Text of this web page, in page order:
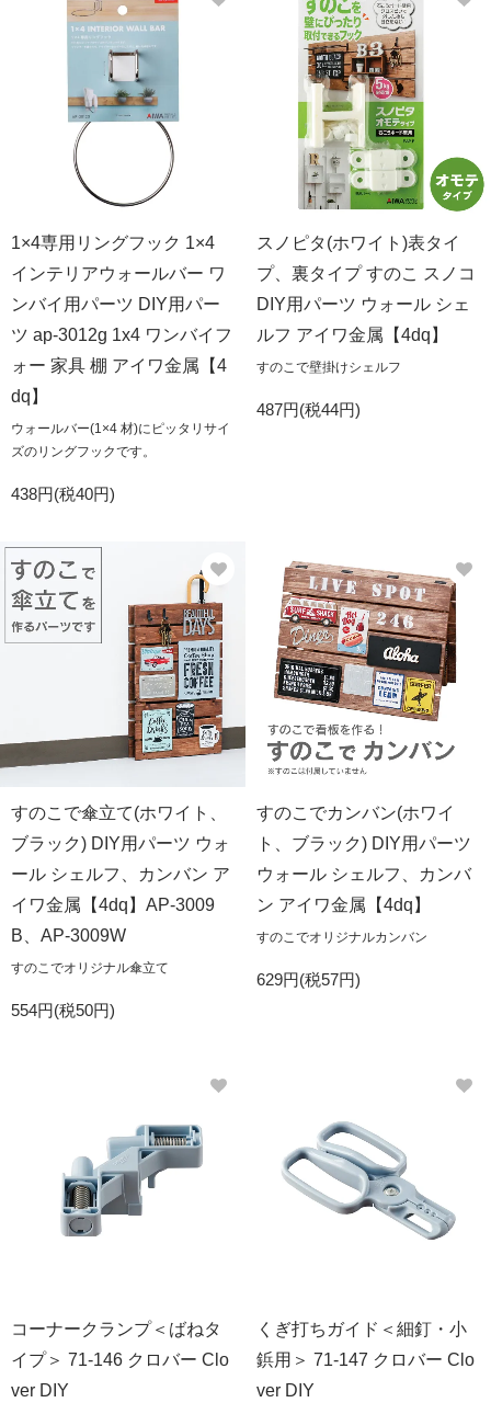
1×4専用リングフック 1×4
インテリアウォールバー ワ
ンバイ用パーツ DIY用パー
ツ ap-3012g 1x4 ワンバイフ
ォー 家具 棚 アイワ金属【4
dq】
ウォールバー(1×4 材)にピッタリサイ
ズのリングフックです。
438円(税40円)
スノピタ(ホワイト)表タイ
プ、裏タイプ すのこ スノコ
DIY用パーツ ウォール シェ
ルフ アイワ金属【4dq】
すのこで壁掛けシェルフ
487円(税44円)
すのこで傘立て(ホワイト、
ブラック) DIY用パーツ ウォ
ール シェルフ、カンバン ア
イワ金属【4dq】AP-3009
B、AP-3009W
すのこでオリジナル傘立て
554円(税50円)
すのこでカンバン(ホワイ
ト、ブラック) DIY用パーツ
ウォール シェルフ、カンバ
ン アイワ金属【4dq】
すのこでオリジナルカンバン
629円(税57円)
コーナークランプ＜ばねタ
イプ＞ 71-146 クロバー Clo
ver DIY
くぎ打ちガイド＜細釘・小
鋲用＞ 71-147 クロバー Clo
ver DIY